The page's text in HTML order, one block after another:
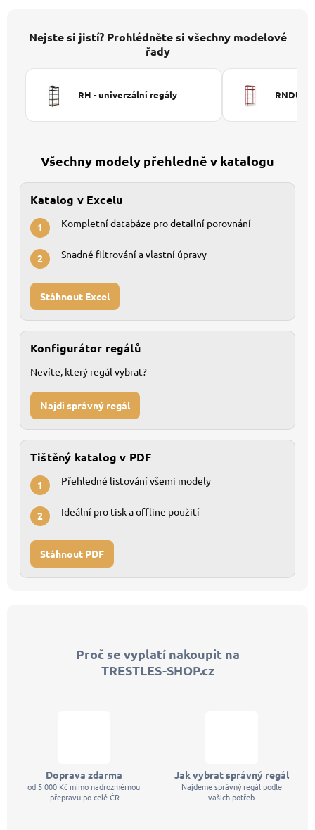
Nejste si jistí? Prohlédněte si všechny modelové
řady
RH - univerzální regály RNDU-
Všechny modely přehledně v katalogu
Katalog v Excelu
1 Kompletní databáze pro detailní porovnání
2 Snadné filtrování a vlastní úpravy
Stáhnout Excel
Konfigurátor regálů
Nevíte, který regál vybrat?
Najdi správný regál
Tištěný katalog v PDF
1 Přehledné listování všemi modely
2 Ideální pro tisk a offline použití
Stáhnout PDF
Proč se vyplatí nakoupit na
TRESTLES-SHOP.cz
Doprava zdarma
od 5 000 Kč mimo nadrozměrnou
přepravu po celé ČR
Jak vybrat správný regál
Najdeme správný regál podle
vašich potřeb